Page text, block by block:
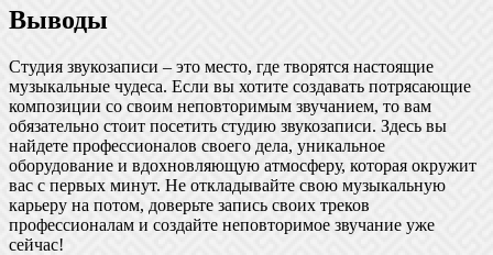
Выводы
Студия звукозаписи – это место, где творятся настоящие
музыкальные чудеса. Если вы хотите создавать потрясающие
композиции со своим неповторимым звучанием, то вам
обязательно стоит посетить студию звукозаписи. Здесь вы
найдете профессионалов своего дела, уникальное
оборудование и вдохновляющую атмосферу, которая окружит
вас с первых минут. Не откладывайте свою музыкальную
карьеру на потом, доверьте запись своих треков
профессионалам и создайте неповторимое звучание уже
сейчас!